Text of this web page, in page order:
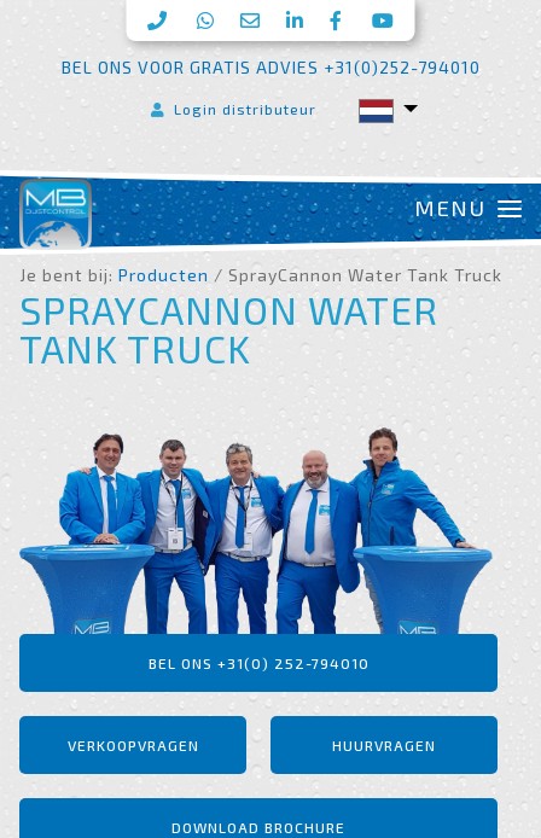
BEL ONS VOOR GRATIS ADVIES +31(0)252-794010
Login distributeur
Je bent bij: Producten / SprayCannon Water Tank Truck
SPRAYCANNON WATER
TANK TRUCK
BEL ONS +31(0) 252-794010
VERKOOPVRAGEN HUURVRAGEN
DOWNLOAD BROCHURE